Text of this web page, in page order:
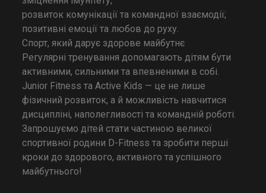
розвиток комунікації та командної взаємодії;
позитивні емоції та любов до руху.
Спорт, який дарує здорове майбутнє
Регулярні тренування допомагають дітям бути
активними, сильними та впевненими в собі.
Junior Fitness та Active Kids — це не лише
фізичний розвиток, а й можливість навчитися
дисципліні, наполегливості та командній роботі.
Запрошуємо дітей стати частиною великої
спортивної родини D-Fitness та зробити перші
кроки до здорового, активного та успішного
майбутнього!